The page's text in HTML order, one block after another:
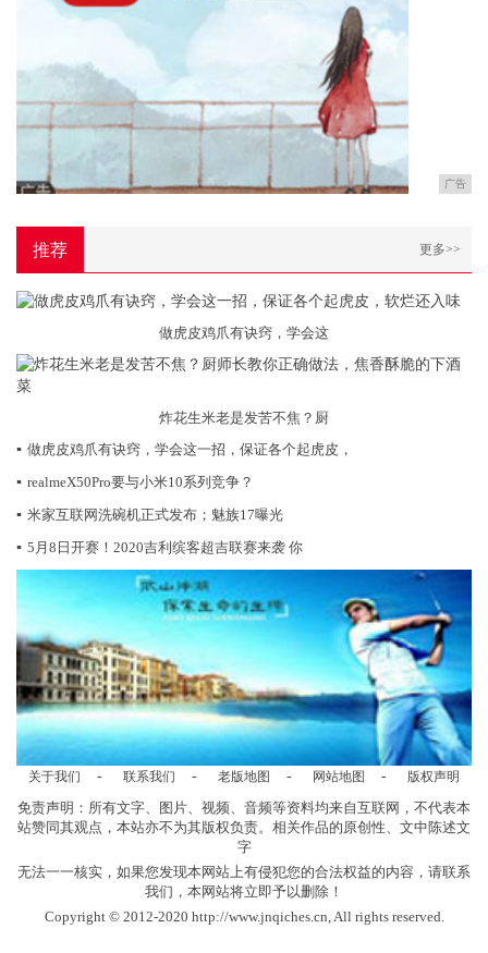
广告
推荐 更多>>
做虎皮鸡爪有诀窍，学会这
炸花生米老是发苦不焦？厨
▪ 做虎皮鸡爪有诀窍，学会这一招，保证各个起虎皮，
▪ realmeX50Pro要与小米10系列竞争？
▪ 米家互联网洗碗机正式发布；魅族17曝光
▪ 5月8日开赛！2020吉利缤客超吉联赛来袭 你
关于我们 - 联系我们 - 老版地图 - 网站地图 - 版权声明
免责声明：所有文字、图片、视频、音频等资料均来自互联网，不代表本
站赞同其观点，本站亦不为其版权负责。相关作品的原创性、文中陈述文
字
无法一一核实，如果您发现本网站上有侵犯您的合法权益的内容，请联系
我们，本网站将立即予以删除！
Copyright © 2012-2020 http://www.jnqiches.cn, All rights reserved.